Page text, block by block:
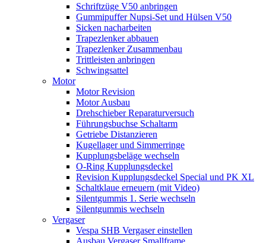
Schriftzüge V50 anbringen
Gummipuffer Nupsi-Set und Hülsen V50
Sicken nacharbeiten
Trapezlenker abbauen
Trapezlenker Zusammenbau
Trittleisten anbringen
Schwingsattel
Motor
Motor Revision
Motor Ausbau
Drehschieber Reparaturversuch
Führungsbuchse Schaltarm
Getriebe Distanzieren
Kugellager und Simmerringe
Kupplungsbeläge wechseln
O-Ring Kupplungsdeckel
Revision Kupplungsdeckel Special und PK XL
Schaltklaue erneuern (mit Video)
Silentgummis 1. Serie wechseln
Silentgummis wechseln
Vergaser
Vespa SHB Vergaser einstellen
Ausbau Vergaser Smallframe